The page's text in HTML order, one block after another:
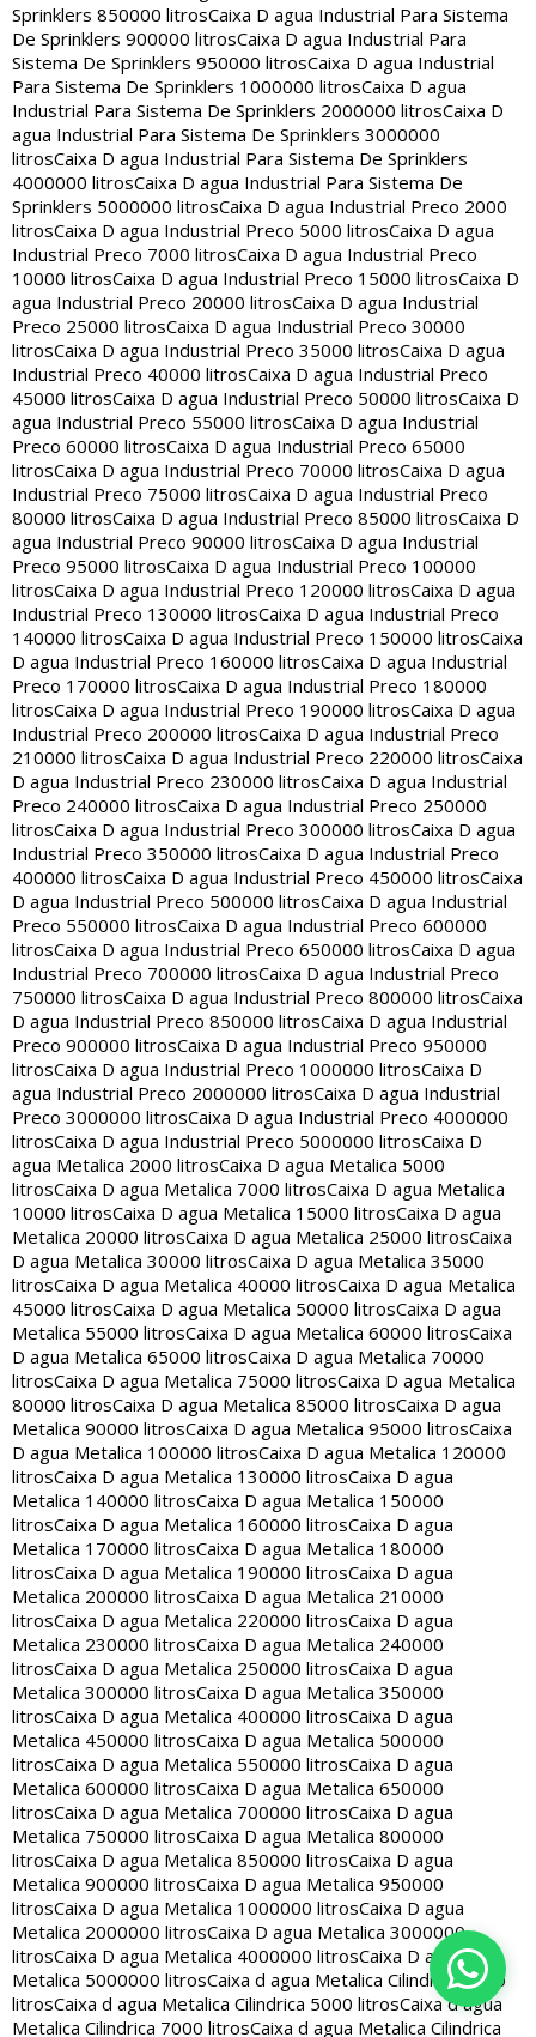
Sprinklers 850000 litrosCaixa D agua Industrial Para Sistema
De Sprinklers 900000 litrosCaixa D agua Industrial Para
Sistema De Sprinklers 950000 litrosCaixa D agua Industrial
Para Sistema De Sprinklers 1000000 litrosCaixa D agua
Industrial Para Sistema De Sprinklers 2000000 litrosCaixa D
agua Industrial Para Sistema De Sprinklers 3000000
litrosCaixa D agua Industrial Para Sistema De Sprinklers
4000000 litrosCaixa D agua Industrial Para Sistema De
Sprinklers 5000000 litrosCaixa D agua Industrial Preco 2000
litrosCaixa D agua Industrial Preco 5000 litrosCaixa D agua
Industrial Preco 7000 litrosCaixa D agua Industrial Preco
10000 litrosCaixa D agua Industrial Preco 15000 litrosCaixa D
agua Industrial Preco 20000 litrosCaixa D agua Industrial
Preco 25000 litrosCaixa D agua Industrial Preco 30000
litrosCaixa D agua Industrial Preco 35000 litrosCaixa D agua
Industrial Preco 40000 litrosCaixa D agua Industrial Preco
45000 litrosCaixa D agua Industrial Preco 50000 litrosCaixa D
agua Industrial Preco 55000 litrosCaixa D agua Industrial
Preco 60000 litrosCaixa D agua Industrial Preco 65000
litrosCaixa D agua Industrial Preco 70000 litrosCaixa D agua
Industrial Preco 75000 litrosCaixa D agua Industrial Preco
80000 litrosCaixa D agua Industrial Preco 85000 litrosCaixa D
agua Industrial Preco 90000 litrosCaixa D agua Industrial
Preco 95000 litrosCaixa D agua Industrial Preco 100000
litrosCaixa D agua Industrial Preco 120000 litrosCaixa D agua
Industrial Preco 130000 litrosCaixa D agua Industrial Preco
140000 litrosCaixa D agua Industrial Preco 150000 litrosCaixa
D agua Industrial Preco 160000 litrosCaixa D agua Industrial
Preco 170000 litrosCaixa D agua Industrial Preco 180000
litrosCaixa D agua Industrial Preco 190000 litrosCaixa D agua
Industrial Preco 200000 litrosCaixa D agua Industrial Preco
210000 litrosCaixa D agua Industrial Preco 220000 litrosCaixa
D agua Industrial Preco 230000 litrosCaixa D agua Industrial
Preco 240000 litrosCaixa D agua Industrial Preco 250000
litrosCaixa D agua Industrial Preco 300000 litrosCaixa D agua
Industrial Preco 350000 litrosCaixa D agua Industrial Preco
400000 litrosCaixa D agua Industrial Preco 450000 litrosCaixa
D agua Industrial Preco 500000 litrosCaixa D agua Industrial
Preco 550000 litrosCaixa D agua Industrial Preco 600000
litrosCaixa D agua Industrial Preco 650000 litrosCaixa D agua
Industrial Preco 700000 litrosCaixa D agua Industrial Preco
750000 litrosCaixa D agua Industrial Preco 800000 litrosCaixa
D agua Industrial Preco 850000 litrosCaixa D agua Industrial
Preco 900000 litrosCaixa D agua Industrial Preco 950000
litrosCaixa D agua Industrial Preco 1000000 litrosCaixa D
agua Industrial Preco 2000000 litrosCaixa D agua Industrial
Preco 3000000 litrosCaixa D agua Industrial Preco 4000000
litrosCaixa D agua Industrial Preco 5000000 litrosCaixa D
agua Metalica 2000 litrosCaixa D agua Metalica 5000
litrosCaixa D agua Metalica 7000 litrosCaixa D agua Metalica
10000 litrosCaixa D agua Metalica 15000 litrosCaixa D agua
Metalica 20000 litrosCaixa D agua Metalica 25000 litrosCaixa
D agua Metalica 30000 litrosCaixa D agua Metalica 35000
litrosCaixa D agua Metalica 40000 litrosCaixa D agua Metalica
45000 litrosCaixa D agua Metalica 50000 litrosCaixa D agua
Metalica 55000 litrosCaixa D agua Metalica 60000 litrosCaixa
D agua Metalica 65000 litrosCaixa D agua Metalica 70000
litrosCaixa D agua Metalica 75000 litrosCaixa D agua Metalica
80000 litrosCaixa D agua Metalica 85000 litrosCaixa D agua
Metalica 90000 litrosCaixa D agua Metalica 95000 litrosCaixa
D agua Metalica 100000 litrosCaixa D agua Metalica 120000
litrosCaixa D agua Metalica 130000 litrosCaixa D agua
Metalica 140000 litrosCaixa D agua Metalica 150000
litrosCaixa D agua Metalica 160000 litrosCaixa D agua
Metalica 170000 litrosCaixa D agua Metalica 180000
litrosCaixa D agua Metalica 190000 litrosCaixa D agua
Metalica 200000 litrosCaixa D agua Metalica 210000
litrosCaixa D agua Metalica 220000 litrosCaixa D agua
Metalica 230000 litrosCaixa D agua Metalica 240000
litrosCaixa D agua Metalica 250000 litrosCaixa D agua
Metalica 300000 litrosCaixa D agua Metalica 350000
litrosCaixa D agua Metalica 400000 litrosCaixa D agua
Metalica 450000 litrosCaixa D agua Metalica 500000
litrosCaixa D agua Metalica 550000 litrosCaixa D agua
Metalica 600000 litrosCaixa D agua Metalica 650000
litrosCaixa D agua Metalica 700000 litrosCaixa D agua
Metalica 750000 litrosCaixa D agua Metalica 800000
litrosCaixa D agua Metalica 850000 litrosCaixa D agua
Metalica 900000 litrosCaixa D agua Metalica 950000
litrosCaixa D agua Metalica 1000000 litrosCaixa D agua
Metalica 2000000 litrosCaixa D agua Metalica 3000000
litrosCaixa D agua Metalica 4000000 litrosCaixa D agua
Metalica 5000000 litrosCaixa d agua Metalica Cilindrica 2000
litrosCaixa d agua Metalica Cilindrica 5000 litrosCaixa d agua
Metalica Cilindrica 7000 litrosCaixa d agua Metalica Cilindrica